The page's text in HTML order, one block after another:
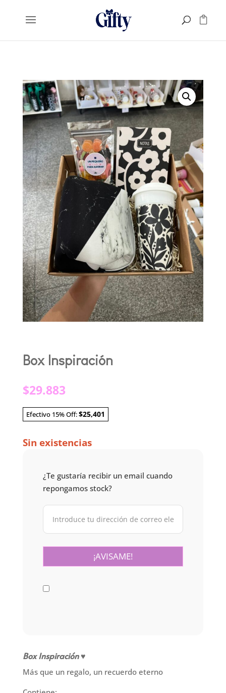
Box Inspiración
$29.883
Efectivo 15% Off:$25,401
Sin existencias
¿Te gustaría recibir un email cuando
repongamos stock?
Box Inspiración ♥
Más que un regalo, un recuerdo eterno